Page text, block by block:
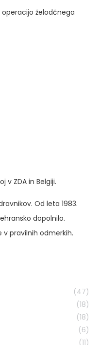
operacijo želodčnega
v ZDA in Belgiji.
Od leta 1983.
dopolnilo.
v pravilnih odmerkih.
(47)
(18)
(18)
(6)
(11)